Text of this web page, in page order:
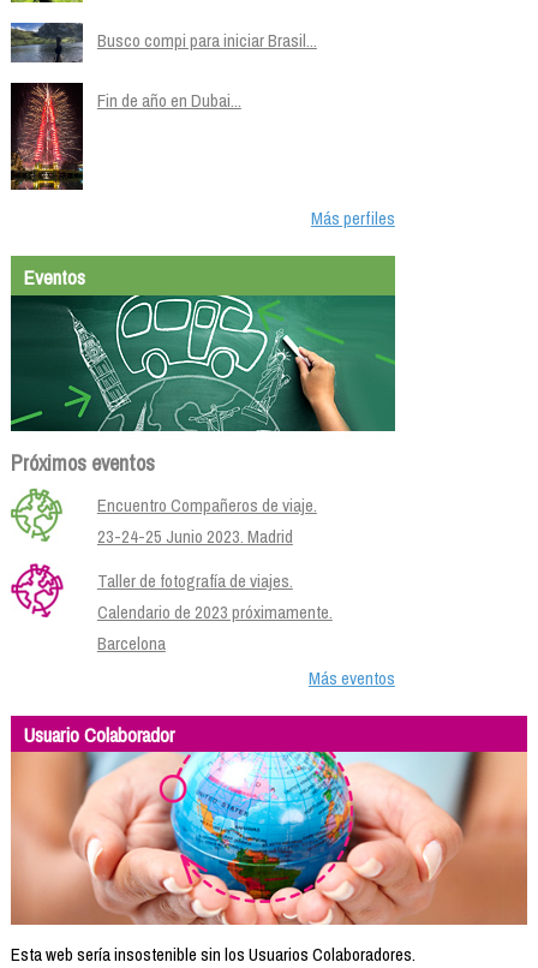
Busco compi para iniciar Brasil...
Fin de año en Dubai...
Más perfiles
Eventos
Próximos eventos
Encuentro Compañeros de viaje.
23-24-25 Junio 2023. Madrid
Taller de fotografía de viajes.
Calendario de 2023 próximamente.
Barcelona
Más eventos
Usuario Colaborador
Esta web sería insostenible sin los Usuarios Colaboradores.